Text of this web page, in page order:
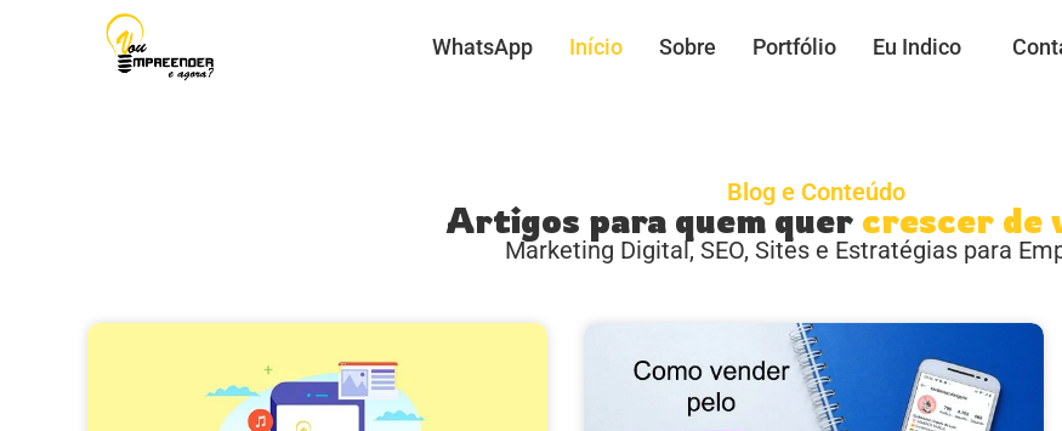
WhatsApp Início Sobre Portfólio Eu Indico
Blog e Conteúdo
Artigos para quem quer crescer de
Marketing Digital, SEO, Sites e Estratégias para